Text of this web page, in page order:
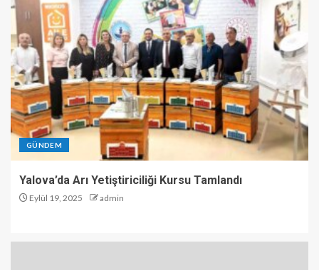
GÜNDEM
Yalova’da Arı Yetiştiriciliği Kursu Tamlandı
Eylül 19, 2025 admin